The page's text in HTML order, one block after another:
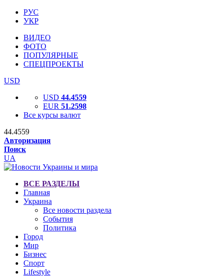
РУС
УКР
ВИДЕО
ФОТО
ПОПУЛЯРНЫЕ
СПЕЦПРОЕКТЫ
USD
USD 44.4559
EUR 51.2598
Все курсы валют
44.4559
Авторизация
Поиск
UA
ВСЕ РАЗДЕЛЫ
Главная
Украина
Все новости раздела
События
Политика
Город
Мир
Бизнес
Спорт
Lifestyle